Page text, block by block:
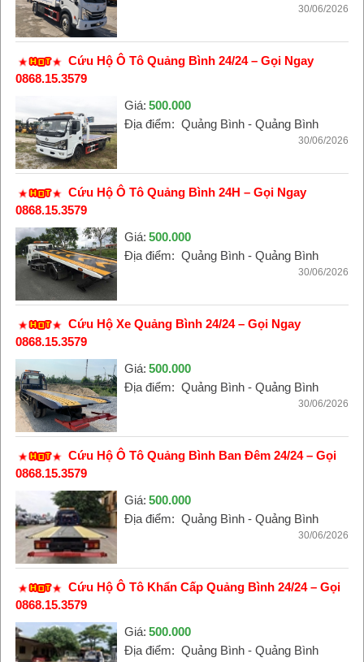
30/06/2026
Cứu Hộ Ô Tô Quảng Bình 24/24 – Gọi Ngay
0868.15.3579
Giá: 500.000
Địa điểm: Quảng Bình - Quảng Bình
30/06/2026
Cứu Hộ Ô Tô Quảng Bình 24H – Gọi Ngay
0868.15.3579
Giá: 500.000
Địa điểm: Quảng Bình - Quảng Bình
30/06/2026
Cứu Hộ Xe Quảng Bình 24/24 – Gọi Ngay
0868.15.3579
Giá: 500.000
Địa điểm: Quảng Bình - Quảng Bình
30/06/2026
Cứu Hộ Ô Tô Quảng Bình Ban Đêm 24/24 – Gọi
0868.15.3579
Giá: 500.000
Địa điểm: Quảng Bình - Quảng Bình
30/06/2026
Cứu Hộ Ô Tô Khẩn Cấp Quảng Bình 24/24 – Gọi
0868.15.3579
Giá: 500.000
Địa điểm: Quảng Bình - Quảng Bình